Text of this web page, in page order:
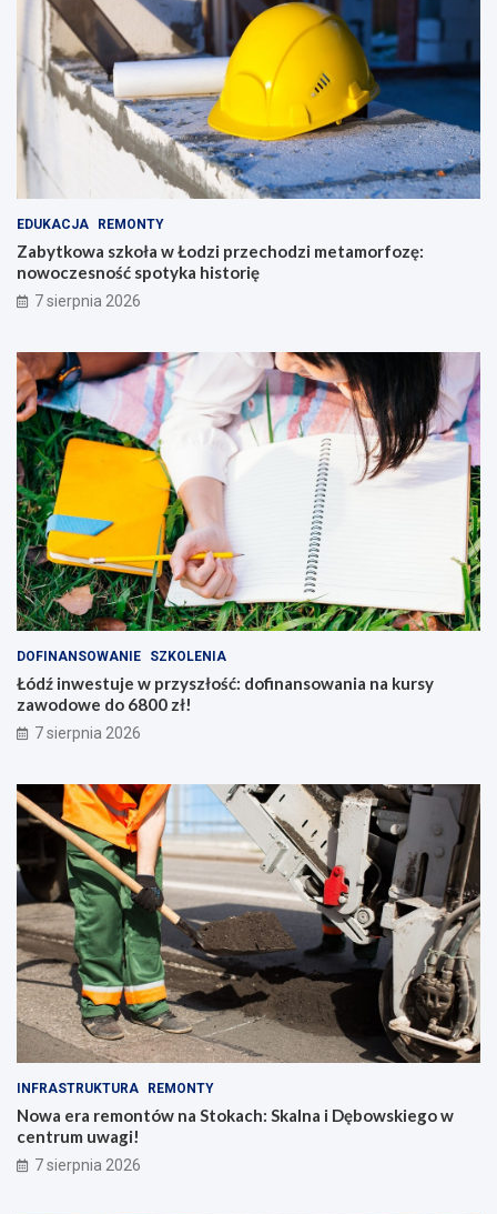
EDUKACJA REMONTY
Zabytkowa szkoła w Łodzi przechodzi metamorfozę:
nowoczesność spotyka historię
7 sierpnia 2026
DOFINANSOWANIE SZKOLENIA
Łódź inwestuje w przyszłość: dofinansowania na kursy
zawodowe do 6800 zł!
7 sierpnia 2026
INFRASTRUKTURA REMONTY
Nowa era remontów na Stokach: Skalna i Dębowskiego w
centrum uwagi!
7 sierpnia 2026